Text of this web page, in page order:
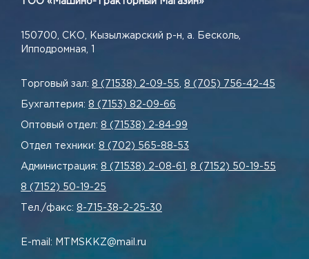
150700, СКО, Кызылжарский р-н, а. Бесколь,
Ипподромная, 1
Торговый зал: 8 (71538) 2-09-55 8 (705) 756-42-45
Бухгалтерия: 8 (7153) 82-09-66
Оптовый отдел: 8 (71538) 2-84-99
Отдел техники: 8 (702) 565-88-53
Администрация: 8 (71538) 2-08-61 8 (7152) 50-19-55
8 (7152) 50-19-25
Тел./факс: 8-715-38-2-25-30
E-mail: MTMSKKZ@mail.ru